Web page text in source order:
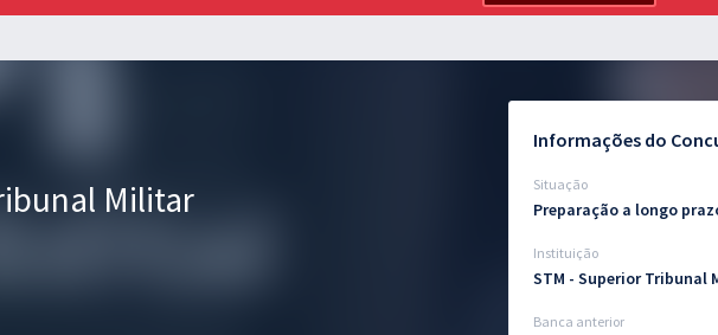
Militar
Informações do
Situação
Preparação a longo
Instituição
STM - Superior Tribunal
Banca anterior